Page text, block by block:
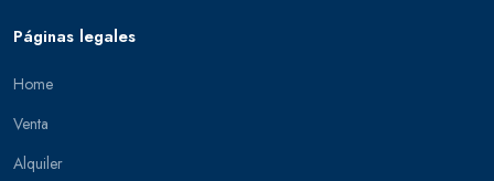
Páginas legales
Home
Venta
Alquiler